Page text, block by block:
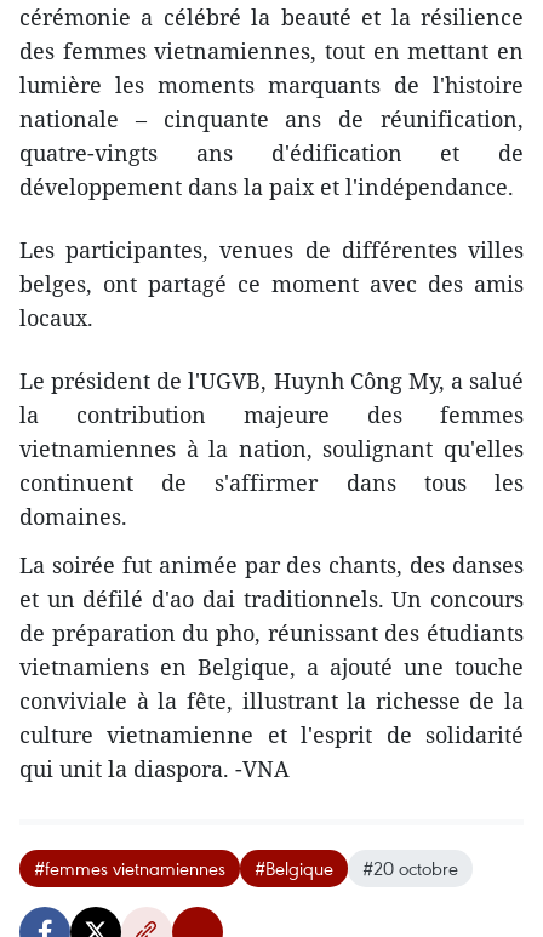
cérémonie a célébré la beauté et la résilience
des femmes vietnamiennes, tout en mettant en
lumière les moments marquants de l'histoire
nationale – cinquante ans de réunification,
quatre-vingts ans d'édification et de
développement dans la paix et l'indépendance.
Les participantes, venues de différentes villes
belges, ont partagé ce moment avec des amis
locaux.
Le président de l'UGVB, Huynh Công My, a salué
la contribution majeure des femmes
vietnamiennes à la nation, soulignant qu'elles
continuent de s'affirmer dans tous les
domaines.
La soirée fut animée par des chants, des danses
et un défilé d'ao dai traditionnels. Un concours
de préparation du pho, réunissant des étudiants
vietnamiens en Belgique, a ajouté une touche
conviviale à la fête, illustrant la richesse de la
culture vietnamienne et l'esprit de solidarité
qui unit la diaspora. -VNA
#femmes vietnamiennes #Belgique #20 octobre